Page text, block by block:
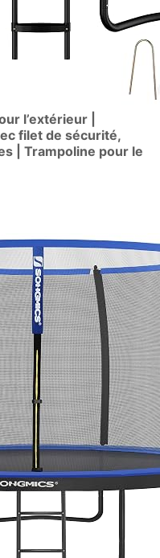
l’extérieur |
filet de sécurité,
| Trampoline pour le